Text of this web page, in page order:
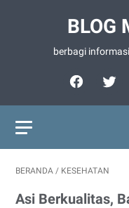
BLOG
berbagi
BERANDA / KESEHATAN
Asi Berkualitas,